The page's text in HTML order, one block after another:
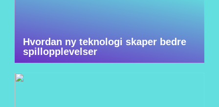
Hvordan ny teknologi skaper bedre
spillopplevelser